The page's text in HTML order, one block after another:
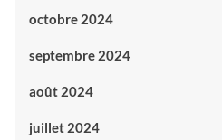
octobre 2024
septembre 2024
août 2024
juillet 2024